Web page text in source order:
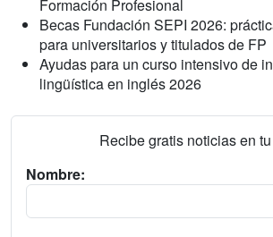
Formación Profesional
Becas Fundación SEPI 2026:
para universitarios y titulados de FP
Ayudas para un curso intensivo de
lingüística en inglés 2026
Recibe gratis noticias en
Nombre: